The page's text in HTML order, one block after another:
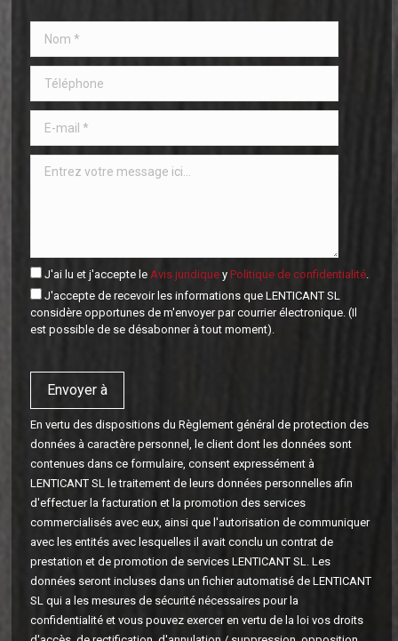
J'ai lu et j'accepte leAvis juridiqueyPolitique de confidentialité.
J'accepte de recevoir les informations que LENTICANT SL
considère opportunes de m'envoyer par courrier électronique. (Il
est possible de se désabonner à tout moment).
En vertu des dispositions du Règlement général de protection des
données à caractère personnel, le client dont les données sont
contenues dans ce formulaire, consent expressément à
LENTICANT SL le traitement de leurs données personnelles afin
d'effectuer la facturation et la promotion des services
commercialisés avec eux, ainsi que l'autorisation de communiquer
avec les entités avec lesquelles il avait conclu un contrat de
prestation et de promotion de services LENTICANT SL. Les
données seront incluses dans un fichier automatisé de LENTICANT
SL qui a les mesures de sécurité nécessaires pour la
confidentialité et vous pouvez exercer en vertu de la loi vos droits